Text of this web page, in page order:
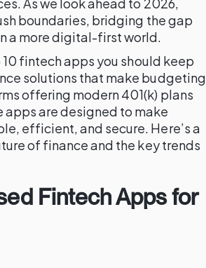
boundaries, bridging the gap
a more digital-first world.
fintech apps you should keep
solutions that make budgeting
offering modern 401(k) plans
are designed to make
efficient, and secure. Here’s a
of finance and the key trends
Fintech Apps for